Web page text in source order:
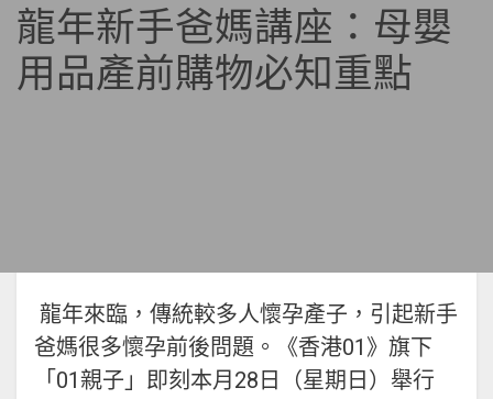
龍年新手爸媽講座：母嬰
用品產前購物必知重點
龍年來臨，傳統較多人懷孕產子，引起新手
爸媽很多懷孕前後問題。《香港01》旗下
「01親子」即刻本月28日（星期日）舉行